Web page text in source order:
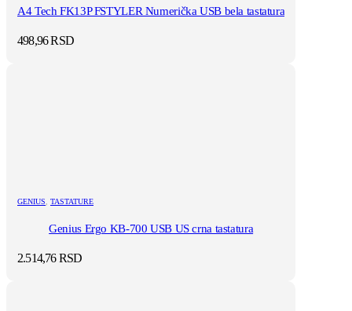
A4 Tech FK13P FSTYLER Numerička USB bela tastatura
498,96RSD
GENIUS, TASTATURE
Genius Ergo KB-700 USB US crna tastatura
2.514,76RSD